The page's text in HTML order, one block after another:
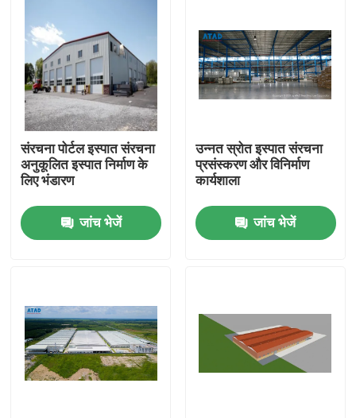
उत्पादों
संरचना पोर्टल इस्पात संरचना
अनुकूलित इस्पात निर्माण के
लिए भंडारण
जांच भेजें
उन्नत स्रोत इस्पात संरचना
प्रसंस्करण और विनिर्माण
कार्यशाला
जांच भेजें